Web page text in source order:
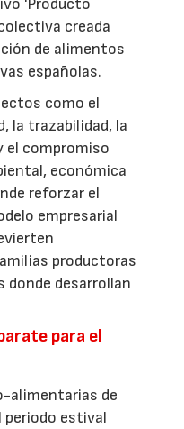
'Producto
creada
de alimentos
españolas.
como el
la trazabilidad, la
el compromiso
económica
reforzar el
empresarial
productoras
donde desarrollan
para el
alimentarias de
periodo estival